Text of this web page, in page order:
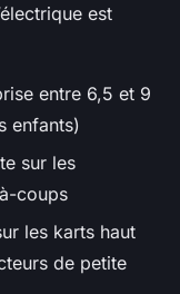
est
entre 6,5 et 9
enfants)
sur les
coups
les karts haut
de petite